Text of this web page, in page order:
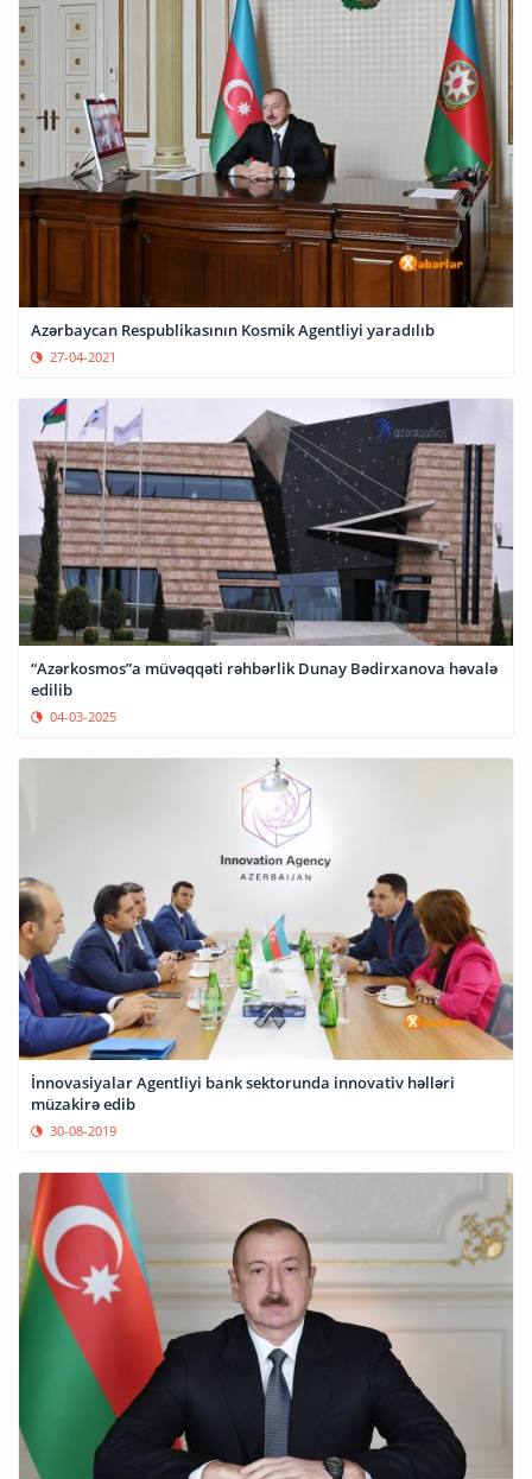
Azərbaycan Respublikasının Kosmik Agentliyi yaradılıb
27-04-2021
“Azərkosmos”a müvəqqəti rəhbərlik Dunay Bədirxanova həvalə
edilib
04-03-2025
İnnovasiyalar Agentliyi bank sektorunda innovativ həlləri
müzakirə edib
30-08-2019